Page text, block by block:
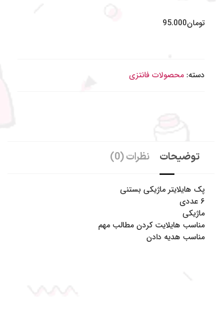
تومان95.000
دسته: محصولات فانتزی
توضیحات نظرات (0)
پک هایلایتر ماژیکی بستنی
۶ عددی
ماژیکی
مناسب هایلایت کردن مطالب مهم
مناسب هدیه دادن